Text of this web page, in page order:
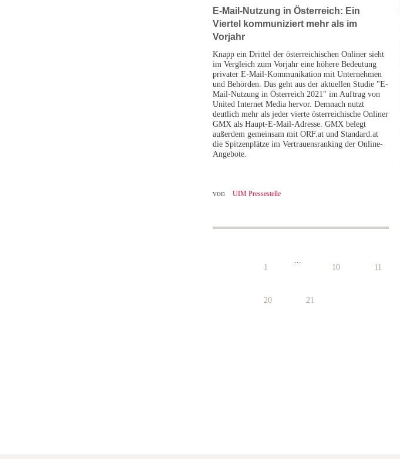
E-Mail-Nutzung in Österreich: Ein
Viertel kommuniziert mehr als im
Vorjahr
Knapp ein Drittel der österreichischen Onliner sieht
im Vergleich zum Vorjahr eine höhere Bedeutung
privater E-Mail-Kommunikation mit Unternehmen
und Behörden. Das geht aus der aktuellen Studie "E-
Mail-Nutzung in Österreich 2021" im Auftrag von
United Internet Media hervor. Demnach nutzt
deutlich mehr als jeder vierte österreichische Onliner
GMX als Haupt-E-Mail-Adresse. GMX belegt
außerdem gemeinsam mit ORF.at und Standard.at
die Spitzenplätze im Vertrauensranking der Online-
Angebote.
von UIM Pressestelle
1
...
10
11
20 21